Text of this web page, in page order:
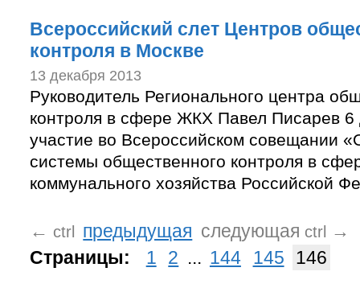
Всероссийский слет Центров
контроля в Москве
13 декабря 2013
Руководитель Регионального центра
контроля в сфере ЖКХ Павел Писарев 6
участие во Всероссийском совещании
системы общественного контроля в
коммунального хозяйства Российской
← ctrl предыдущая следующая ctrl
→
Страницы:
1 2 ... 144 145 146